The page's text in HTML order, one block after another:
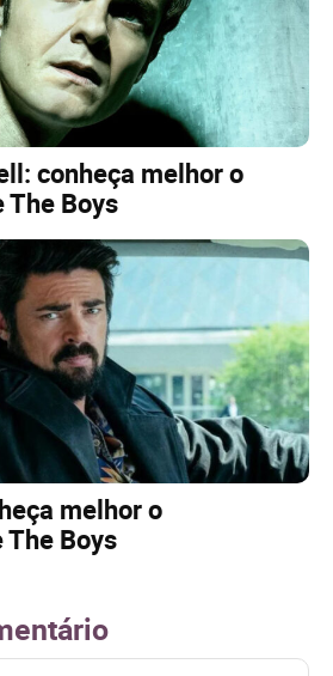
conheça melhor o
The Boys
melhor o
The Boys